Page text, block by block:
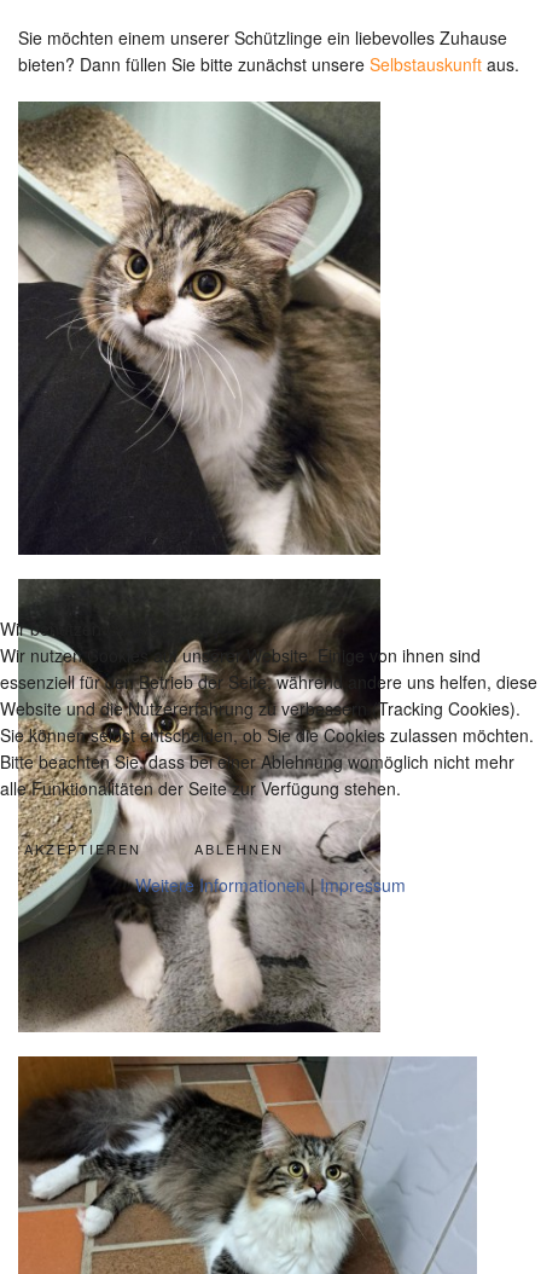
Sie möchten einem unserer Schützlinge ein liebevolles Zuhause
bieten? Dann füllen Sie bitte zunächst unsere Selbstauskunft aus.
Wir benutzen Cookies
Wir nutzen Cookies auf unserer Website. Einige von ihnen sind
essenziell für den Betrieb der Seite, während andere uns helfen, diese
Website und die Nutzererfahrung zu verbessern (Tracking Cookies).
Sie können selbst entscheiden, ob Sie die Cookies zulassen möchten.
Bitte beachten Sie, dass bei einer Ablehnung womöglich nicht mehr
alle Funktionalitäten der Seite zur Verfügung stehen.
AKZEPTIEREN ABLEHNEN
Weitere Informationen|Impressum